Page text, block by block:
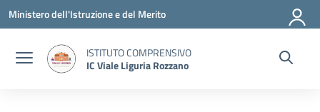
Vai ai contenuti
Vai al menu di navigazione
Vai al footer
Ministero dell'Istruzione e del Merito
ISTITUTO COMPRENSIVO
IC Viale Liguria Rozzano